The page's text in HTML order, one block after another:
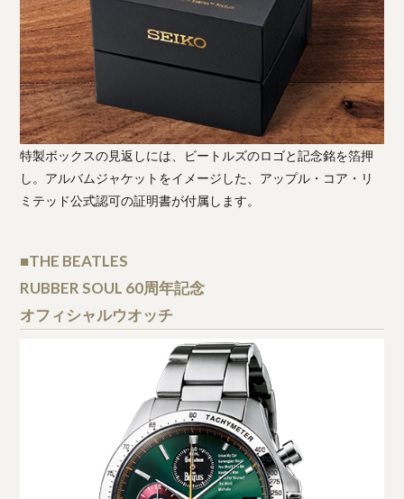
特製ボックスの見返しには、ビートルズのロゴと記念銘を箔押
し。アルバムジャケットをイメージした、アップル・コア・リ
ミテッド公式認可の証明書が付属します。
■THE BEATLES
RUBBER SOUL 60周年記念
オフィシャルウオッチ